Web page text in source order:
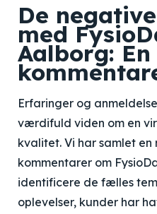
De
med
Aalborg:
Erfaringer og
værdifuld viden om en
kvalitet. Vi har samlet
kommentarer om
identificere de fælles
oplevelser, kunder har